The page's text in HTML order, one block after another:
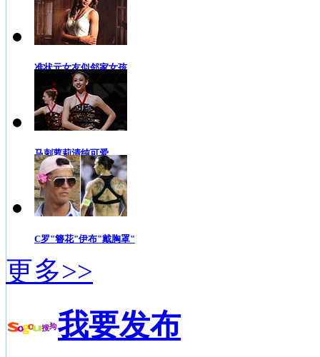
准状元女友似邻家女孩
马刺萝莉清纯可爱
C罗"簪花"伊布"戴胸罩"
更多>>
我要发布